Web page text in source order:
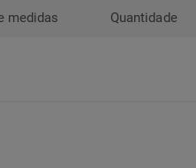
medidas Quantidade